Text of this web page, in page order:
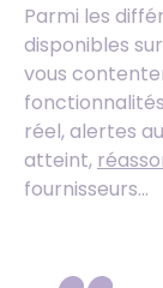
Parmi les
disponibles
vous
réel, alertes
atteint,
fournisseurs…